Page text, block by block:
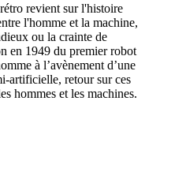
revient sur l'histoire
l'homme et la machine,
ou la crainte de
en 1949 du premier robot
à l’avènement d’une
artificielle, retour sur ces
hommes et les machines.